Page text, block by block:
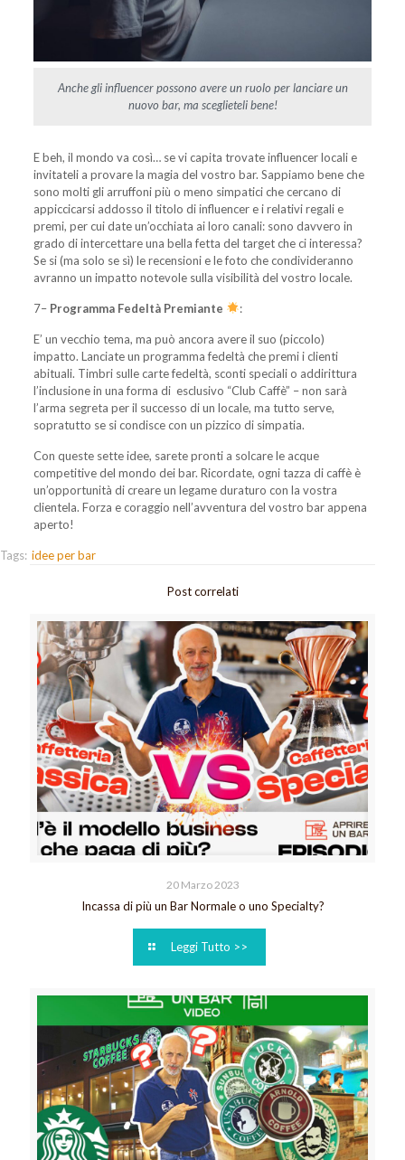
Anche gli influencer possono avere un ruolo per lanciare un
nuovo bar, ma sceglieteli bene!
E beh, il mondo va così… se vi capita trovate influencer locali e
invitateli a provare la magia del vostro bar. Sappiamo bene che
sono molti gli arruffoni più o meno simpatici che cercano di
appiccicarsi addosso il titolo di influencer e i relativi regali e
premi, per cui date un’occhiata ai loro canali: sono davvero in
grado di intercettare una bella fetta del target che ci interessa?
Se si (ma solo se sì) le recensioni e le foto che condivideranno
avranno un impatto notevole sulla visibilità del vostro locale.
7– Programma Fedeltà Premiante :
E’ un vecchio tema, ma può ancora avere il suo (piccolo)
impatto. Lanciate un programma fedeltà che premi i clienti
abituali. Timbri sulle carte fedeltà, sconti speciali o addirittura
l’inclusione in una forma di esclusivo “Club Caffè” – non sarà
l’arma segreta per il successo di un locale, ma tutto serve,
sopratutto se si condisce con un pizzico di simpatia.
Con queste sette idee, sarete pronti a solcare le acque
competitive del mondo dei bar. Ricordate, ogni tazza di caffè è
un’opportunità di creare un legame duraturo con la vostra
clientela. Forza e coraggio nell’avventura del vostro bar appena
aperto!
Tags: idee per bar
Post correlati
20 Marzo 2023
Incassa di più un Bar Normale o uno Specialty?
Leggi Tutto >>